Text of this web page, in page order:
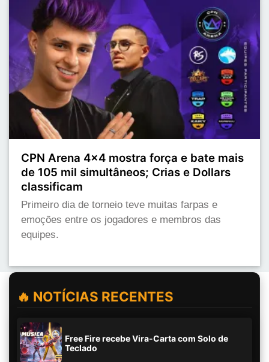
CPN Arena 4x4 mostra força e bate mais
de 105 mil simultâneos; Crias e Dollars
classificam
Primeiro dia de torneio teve muitas farpas e
emoções entre os jogadores e membros das
equipes.
🔥 NOTÍCIAS RECENTES
Free Fire recebe Vira-Carta com Solo de
Teclado